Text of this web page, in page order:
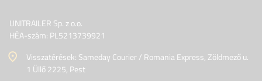
UNITRAILER Sp. z o.o.
HÉA-szám: PL5213739921
Visszatérések: Sameday Courier / Romania Express, Zöldmező u.
1 Üllő 2225, Pest